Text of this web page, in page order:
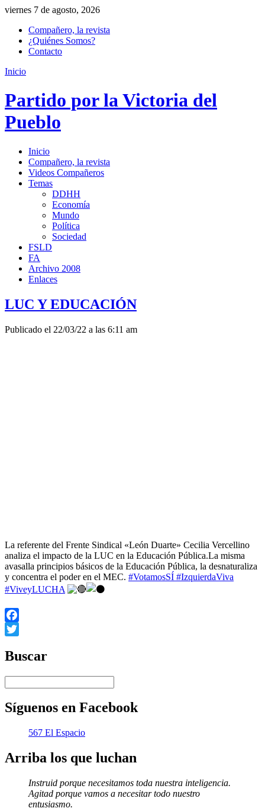
viernes 7 de agosto, 2026
Compañero, la revista
¿Quiénes Somos?
Contacto
Inicio
Partido por la Victoria del
Pueblo
Inicio
Compañero, la revista
Videos Compañeros
Temas
DDHH
Economía
Mundo
Política
Sociedad
FSLD
FA
Archivo 2008
Enlaces
LUC Y EDUCACIÓN
Publicado el 22/03/22 a las 6:11 am
La referente del Frente Sindical «León Duarte» Cecilia Vercellino
analiza el impacto de la LUC en la Educación Pública.La misma
avasalla principios básicos de la Educación Pública, la desnaturaliza
y concentra el poder en el MEC. #VotamosSÍ #IzquierdaViva
#ViveyLUCHA
Facebook
Buscar
Síguenos en Facebook
567 El Espacio
Arriba los que luchan
Instruid porque necesitamos toda nuestra inteligencia.
Agitad porque vamos a necesitar todo nuestro
entusiasmo.